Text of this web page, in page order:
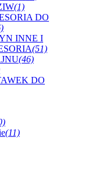
(1)
DO
INNE I
(51)
(46)
DO
(11)